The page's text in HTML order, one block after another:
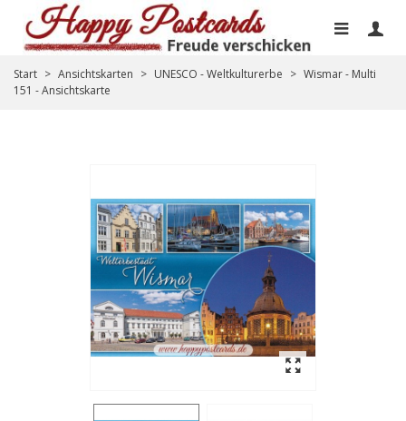
Start > Ansichtskarten > UNESCO - Weltkulturerbe > Wismar - Multi
151 - Ansichtskarte